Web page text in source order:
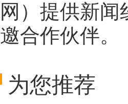
网 ）提供新
邀合作伙伴。
为您推荐